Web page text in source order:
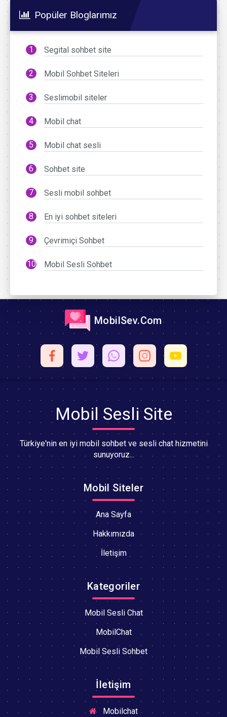
Popüler Bloglarımız
Segital sohbet site
Mobil Sohbet Siteleri
Seslimobil siteler
Mobil chat
Mobil chat sesli
Sohbet site
Sesli mobil sohbet
En iyi sohbet siteleri
Çevrimiçi Sohbet
Mobil Sesli Sohbet
MobilSev.Com
Mobil Sesli Site
Türkiye'nin en iyi mobil sohbet ve sesli chat hizmetini
sunuyoruz...
Mobil Siteler
Ana Sayfa
Hakkımızda
İletişim
Kategoriler
Mobil Sesli Chat
MobilChat
Mobil Sesli Sohbet
İletişim
Mobilchat